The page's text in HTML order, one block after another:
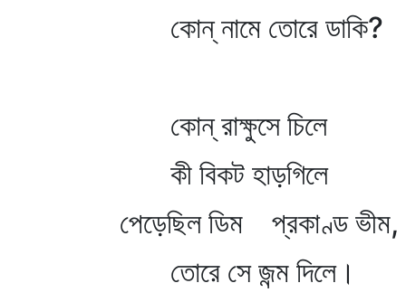
কোন্‌ নামে তোরে ডাকি?
কোন্‌ রাক্ষুসে চিলে
কী বিকট হাড়গিলে
পেড়েছিল ডিম প্রকাণ্ড ভীম,
তোরে সে জন্ম দিলে।